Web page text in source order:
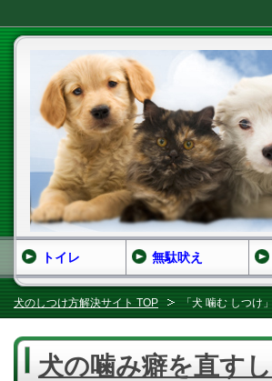
犬のしつけ方解決サイト TOP 「犬 噛む しつけ
犬の噛み癖を直す
トイレ 無駄吠え